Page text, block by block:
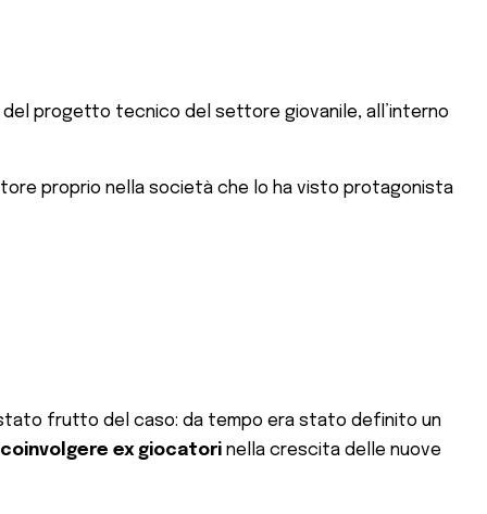
del progetto tecnico del settore giovanile, all’interno
proprio nella società che lo ha visto protagonista
stato frutto del caso: da tempo era stato definito un
coinvolgere ex giocatori nella crescita delle nuove